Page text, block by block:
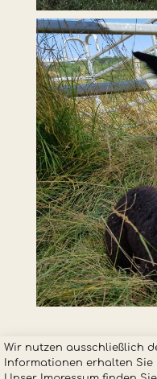
Wir nutzen ausschließlich
Informationen erhalten Sie